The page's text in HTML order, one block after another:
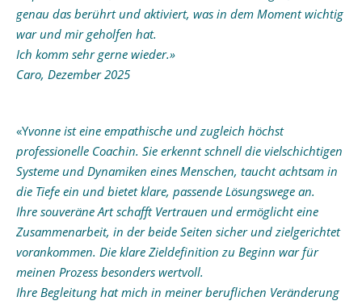
genau das berührt und aktiviert, was in dem Moment wichtig
war und mir geholfen hat.
Ich komm sehr gerne wieder.»
Caro, Dezember 2025
«Yvonne ist eine empathische und zugleich höchst
professionelle Coachin. Sie erkennt schnell die vielschichtigen
Systeme und Dynamiken eines Menschen, taucht achtsam in
die Tiefe ein und bietet klare, passende Lösungswege an.
Ihre souveräne Art schafft Vertrauen und ermöglicht eine
Zusammenarbeit, in der beide Seiten sicher und zielgerichtet
vorankommen. Die klare Zieldefinition zu Beginn war für
meinen Prozess besonders wertvoll.
Ihre Begleitung hat mich in meiner beruflichen Veränderung